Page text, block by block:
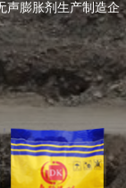
声膨胀剂生产制造企